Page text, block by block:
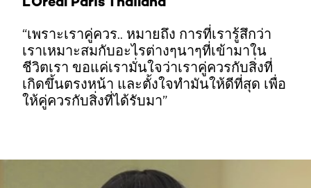
“เพราะเราคู่ควร.. หมายถึง การที่เรารู้สึกว่า
เราเหมาะสมกับอะไรต่างๆนาๆที่เข้ามาใน
ชีวิตเรา ขอแค่เรามั่นใจว่าเราคู่ควรกับสิ่งที่
เกิดขึ้นตรงหน้า และตั้งใจทำมันให้ดีที่สุด เพื่อ
ให้คู่ควรกับสิ่งที่ได้รับมา”